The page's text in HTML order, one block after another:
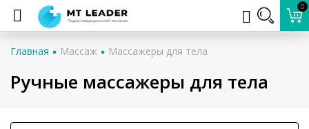
0
Главная Массаж Массажеры для тела
Ручные массажеры для тела